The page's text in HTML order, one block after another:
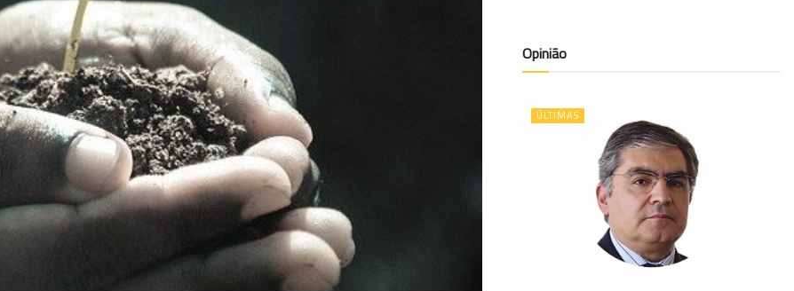
Opinião
ÚLTIMAS